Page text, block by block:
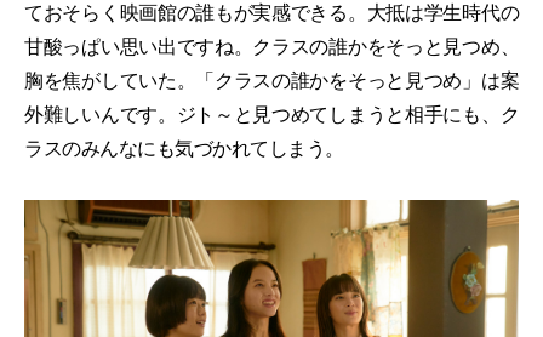
ておそらく映画館の誰もが実感できる。大抵は学生時代の
甘酸っぱい思い出ですね。クラスの誰かをそっと見つめ、
胸を焦がしていた。「クラスの誰かをそっと見つめ」は案
外難しいんです。ジト～と見つめてしまうと相手にも、ク
ラスのみんなにも気づかれてしまう。